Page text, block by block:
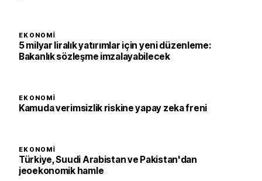
EKONOMI
5 milyar liralık yatırımlar için yeni düzenleme:
Bakanlık sözleşme imzalayabilecek
EKONOMI
Kamuda verimsizlik riskine yapay zeka freni
EKONOMI
Türkiye, Suudi Arabistan ve Pakistan'dan
jeoekonomik hamle